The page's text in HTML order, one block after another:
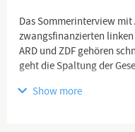
Das Sommerinterview
zwangsfinanzierten
ARD und ZDF gehören
geht die Spaltung der
Show more